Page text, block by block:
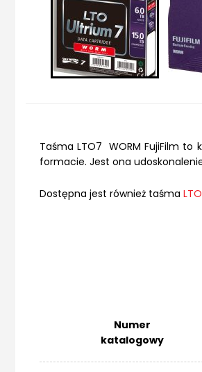
Taśma LTO7 WORM FujiFilm
formacie. Jest ona
Dostępna jest również taśma
Numer
katalogowy